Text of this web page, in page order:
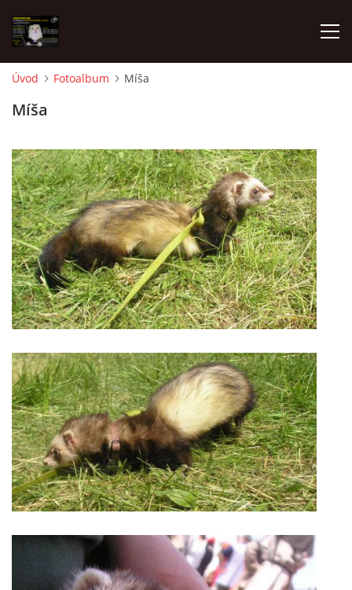
K ADOPCI
V PÉČI
VIRTUÁLNÍ ADOPCE
DFD - DOMOV FRETČÍCH DŮCHODCŮ
PODMÍNKY PŘEVZETÍ FRETKY.
O FRETCE
Úvod Fotoalbum Míša
Míša